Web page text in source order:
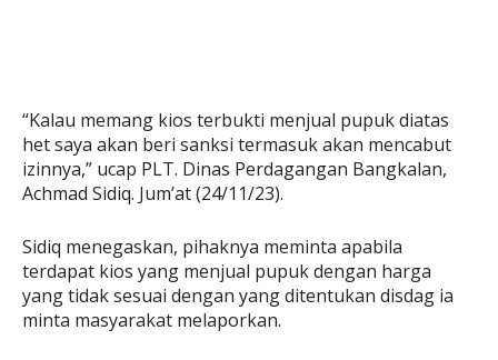
“Kalau memang kios terbukti menjual pupuk diatas
het saya akan beri sanksi termasuk akan mencabut
izinnya,” ucap PLT. Dinas Perdagangan Bangkalan,
Achmad Sidiq. Jum’at (24/11/23).
Sidiq menegaskan, pihaknya meminta apabila
terdapat kios yang menjual pupuk dengan harga
yang tidak sesuai dengan yang ditentukan disdag ia
minta masyarakat melaporkan.